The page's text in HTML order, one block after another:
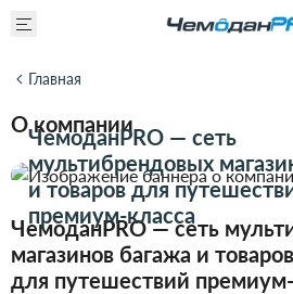
Главная
О компании
ЧемоданPRO — сеть
мультибрендовых
и товаров для
премиум-класса
ЧемоданPRO — сеть
магазинов багажа и товаров
для путешествий